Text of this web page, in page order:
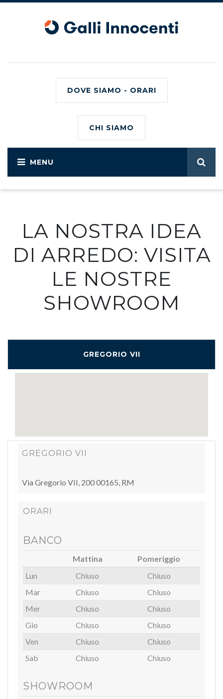
DOVE SIAMO - ORARI
CHI SIAMO
LA NOSTRA IDEA
DI ARREDO: VISITA
LE NOSTRE
SHOWROOM
GREGORIO VII
GREGORIO VII
Via Gregorio VII, 20000165, RM
ORARI
BANCO
Mattina
Pomeriggio
Lun
Chiuso
Chiuso
Mar
Chiuso
Chiuso
Mer
Chiuso
Chiuso
Gio
Chiuso
Chiuso
Ven
Chiuso
Chiuso
Sab
Chiuso Chiuso
SHOWROOM